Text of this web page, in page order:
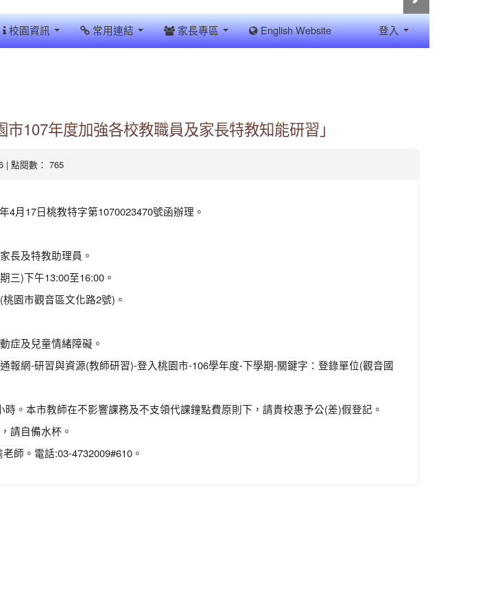
校園資訊 常用連結 家長專區 English Website 登入
107年度加強各校教職員及家長特教知能研習」
| 點閱數： 765
4月17日桃教特字第1070023470號函辦理。
長及特教助理員。
三)下午13:00至16:00。
園市觀音區文化路2號)。
症及兒童情緒障礙。
報網-研習與資源(教師研習)-登入桃園市-106學年度-下學期-關鍵字：登錄單位(觀音國
。本市教師在不影響課務及不支領代課鐘點費原則下，請貴校惠予公(差)假登記。
請自備水杯。
師。電話:03-4732009#610。